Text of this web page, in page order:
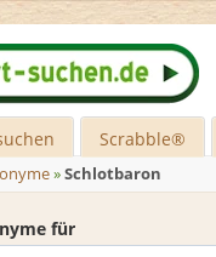
Scrabble®
»Schlotbaron
für